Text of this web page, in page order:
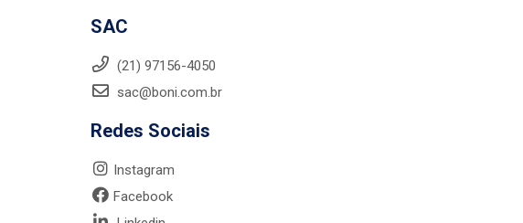
SAC
(21) 97156-4050
sac@boni.com.br
Redes Sociais
Instagram
Facebook